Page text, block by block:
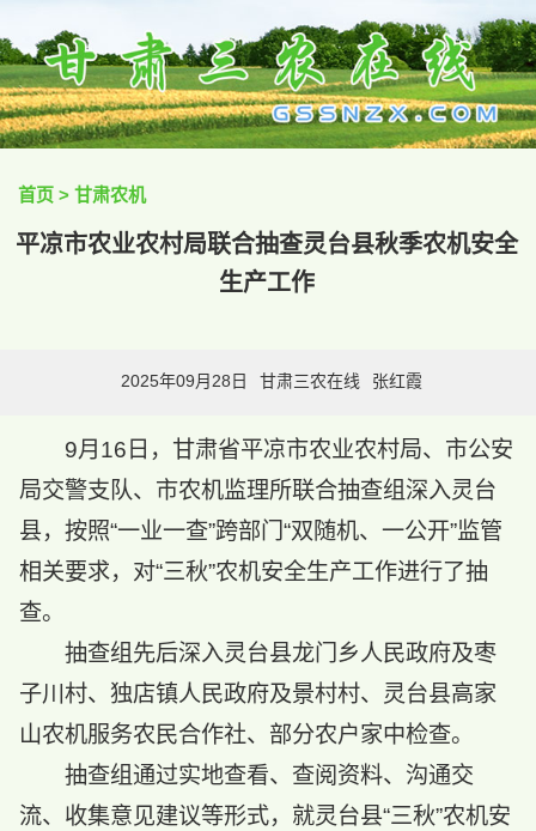
首页 > 甘肃农机
平凉市农业农村局联合抽查灵台县秋季农机安全
生产工作
2025年09月28日 甘肃三农在线 张红霞
9月16日，甘肃省平凉市农业农村局、市公安
局交警支队、市农机监理所联合抽查组深入灵台
县，按照“一业一查”跨部门“双随机、一公开”监管
相关要求，对“三秋”农机安全生产工作进行了抽
查。
抽查组先后深入灵台县龙门乡人民政府及枣
子川村、独店镇人民政府及景村村、灵台县高家
山农机服务农民合作社、部分农户家中检查。
抽查组通过实地查看、查阅资料、沟通交
流、收集意见建议等形式，就灵台县“三秋”农机安